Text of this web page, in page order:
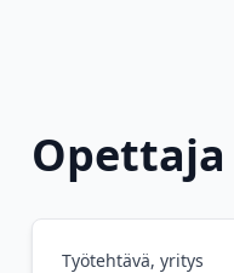
Työtehtävä, yritys